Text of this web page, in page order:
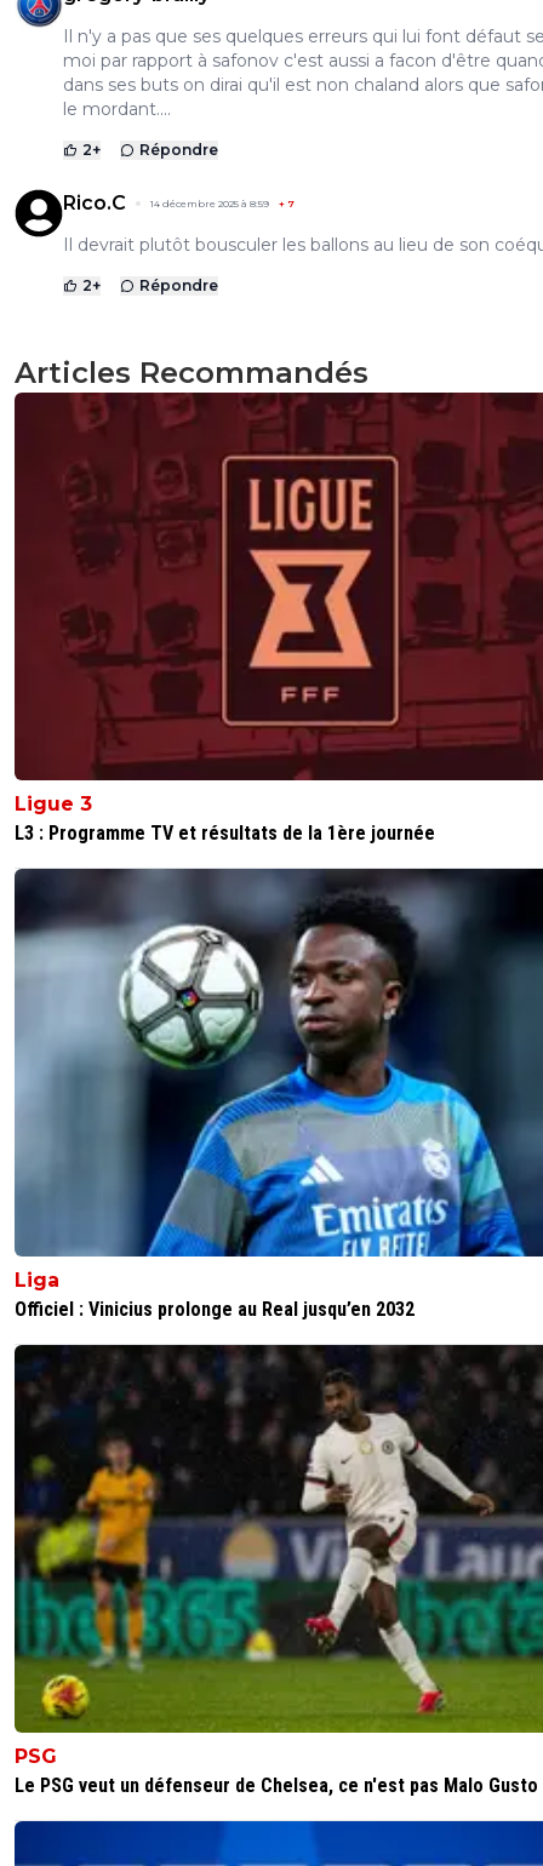
Il n'y a pas que ses quelques erreurs qui lui font défaut
moi par rapport à safonov c'est aussi a facon d'être
dans ses buts on dirai qu'il est non chaland alors que
le mordant....
2+ Répondre
Rico.C 14 décembre 2025 à 8:59 + 7
Il devrait plutôt bousculer les ballons au lieu de son
2+ Répondre
Articles Recommandés
Ligue 3
L3 : Programme TV et résultats de la 1ère journée
Liga
Officiel : Vinicius prolonge au Real jusqu’en 2032
PSG
Le PSG veut un défenseur de Chelsea, ce n'est pas Malo Gusto